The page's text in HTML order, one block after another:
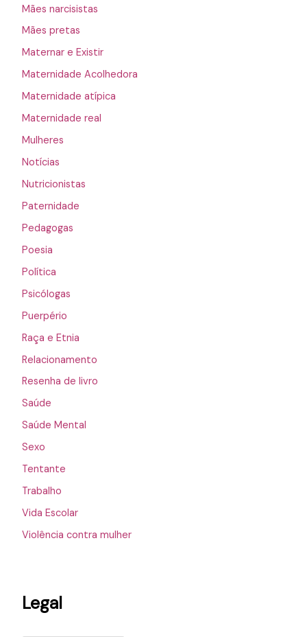
Mães narcisistas
Mães pretas
Maternar e Existir
Maternidade Acolhedora
Maternidade atípica
Maternidade real
Mulheres
Notícias
Nutricionistas
Paternidade
Pedagogas
Poesia
Política
Psicólogas
Puerpério
Raça e Etnia
Relacionamento
Resenha de livro
Saúde
Saúde Mental
Sexo
Tentante
Trabalho
Vida Escolar
Violência contra mulher
Legal